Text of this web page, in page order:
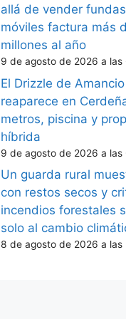
allá de vender
móviles factura más
millones al año
9 de agosto de 2026 a las
El Drizzle de
reaparece en
metros, piscina y
híbrida
9 de agosto de 2026 a las
Un guarda rural
con restos secos y
incendios forestales
solo al cambio
8 de agosto de 2026 a las